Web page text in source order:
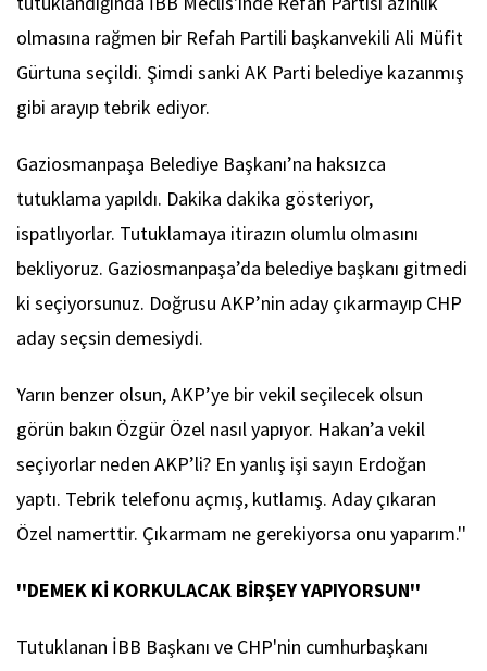
olmasına rağmen bir Refah Partili başkanvekili Ali Müfit
Gürtuna seçildi. Şimdi sanki AK Parti belediye kazanmış
gibi arayıp tebrik ediyor.
Gaziosmanpaşa Belediye Başkanı’na haksızca
tutuklama yapıldı. Dakika dakika gösteriyor,
ispatlıyorlar. Tutuklamaya itirazın olumlu olmasını
bekliyoruz. Gaziosmanpaşa’da belediye başkanı gitmedi
ki seçiyorsunuz. Doğrusu AKP’nin aday çıkarmayıp CHP
aday seçsin demesiydi.
Yarın benzer olsun, AKP’ye bir vekil seçilecek olsun
görün bakın Özgür Özel nasıl yapıyor. Hakan’a vekil
seçiyorlar neden AKP’li? En yanlış işi sayın Erdoğan
yaptı. Tebrik telefonu açmış, kutlamış. Aday çıkaran
Özel namerttir. Çıkarmam ne gerekiyorsa onu yaparım.''
''DEMEK Kİ KORKULACAK BİRŞEY YAPIYORSUN''
Tutuklanan İBB Başkanı ve CHP'nin cumhurbaşkanı